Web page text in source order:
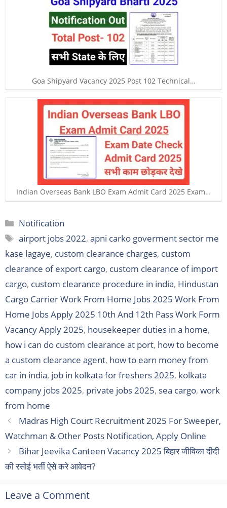
Goa Shipyard Vacancy 2025 Post 102 Technical…
Indian Overseas Bank LBO Exam Admit Card 2025 Exam…
Categories
Notification
Tags
airport jobs 2022,apni carko goverment sector me
kase lagaye, custom clearance charges, custom
clearance of export cargo, custom clearance of import
cargo, custom clearance procedure in india, Hindustan
Cargo Carrier Work From Home Jobs 2025 Work From
Home Jobs Apply 2025 10th And 12th Pass Work Form
Vacancy Apply 2025, housekeeper duties in a home,
how i can do custom clearance at port, how to become
a custom clearance agent, how to earn money from
car in india, job in kolkata for freshers 2025, kolkata
company jobs 2025, private jobs 2025, sea cargo, work
from home
Madras High Court Recruitment 2025 For Sweeper,
Watchman & Other Posts Notification, Apply Online
Bihar Jeevika Canteen Vacancy 2025 बिहार जीविका दीदी
की रसोई भर्ती ऐसे करे आवेदन?
Leave a Comment